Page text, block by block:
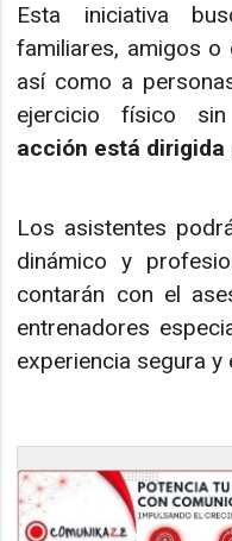
Esta iniciativa
familiares, amigos o
así como a
ejercicio físico
acción está dirigida
Los asistentes
dinámico y
contarán con el
entrenadores
experiencia segura y